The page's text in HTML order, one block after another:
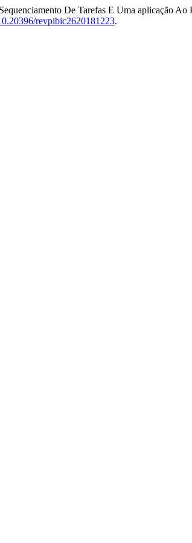
De Tarefas E Uma aplicação Ao
revpibic2620181223.